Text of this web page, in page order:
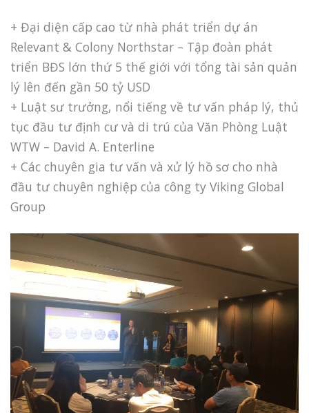
+ Đại diện cấp cao từ nhà phát triển dự án
Relevant & Colony Northstar – Tập đoàn phát
triển BĐS lớn thứ 5 thế giới với tổng tài sản quản
lý lên đến gần 50 tỷ USD
+ Luật sư trưởng, nổi tiếng về tư vấn pháp lý, thủ
tục đầu tư định cư và di trú của Văn Phòng Luật
WTW – David A. Enterline
+ Các chuyên gia tư vấn và xử lý hồ sơ cho nhà
đầu tư chuyên nghiệp của công ty Viking Global
Group